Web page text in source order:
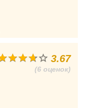
3.67
(6 оценок)